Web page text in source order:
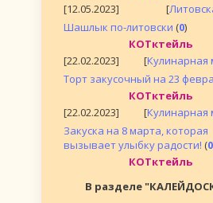
[12.05.2023]
[
Шашлык по-литовски (0)
КОТктейль
[22.02.2023]
[Кулинарная
Торт закусочный на 23
КОТктейль
[22.02.2023]
[Кулинарная
Закуска на 8 марта, которая
вызывает улыбку радости! (0
КОТктейль
В разделе